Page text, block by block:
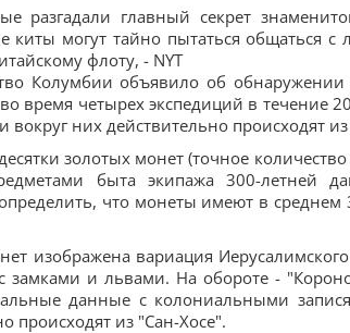
разгадали главный секрет
киты могут тайно пытаться общаться
флоту, - NYT
Колумбии объявило об
время четырех экспедиций в течение
них действительно происходят
золотых монет (точное
быта экипажа 300-летней
что монеты имеют в
изображена вариация
замками и львами. На обороте -
данные с колониальными
происходят из "Сан-Хосе".